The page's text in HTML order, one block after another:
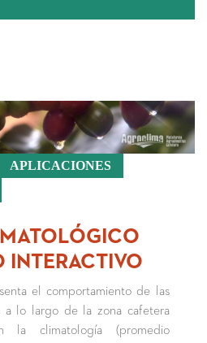
APLICACIONES
INTERACTIVO
el comportamiento de las
a lo largo de la zona cafetera
la climatología (promedio